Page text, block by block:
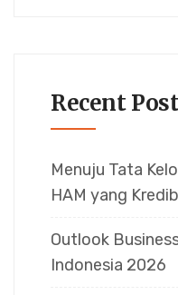
Recent
Menuju Tata
HAM yang
Outlook
Indonesia 2026